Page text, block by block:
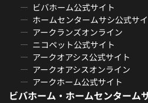
ビバホーム公式サイト
ホームセンタームサシ公式サ
アークランズオンライン
ニコペット公式サイト
アークオアシス公式サイト
アークオアシスオンライン
アークホーム公式サイト
ビバホーム・ホームセンターム